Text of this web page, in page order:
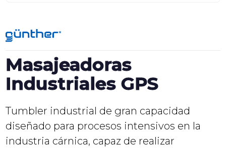
Masajeadoras
Industriales GPS
Tumbler industrial de gran capacidad
diseñado para procesos intensivos en la
industria cárnica, capaz de realizar